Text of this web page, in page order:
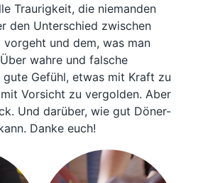
Traurigkeit, die niemanden
den Unterschied zwischen
vorgeht und dem, was man
wahre und falsche
gute Gefühl, etwas mit Kraft zu
Vorsicht zu vergolden. Aber
Und darüber, wie gut Döner-
Danke euch!